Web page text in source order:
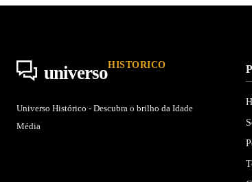
universoHISTORICO
Universo Histórico - Descubra o brilho da Idade
Média